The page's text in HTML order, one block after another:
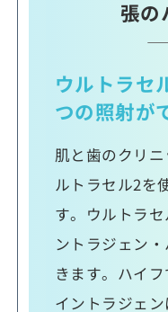
張の
ウルトラセ
つの照射が
肌と歯のクリ
ルトラセル2を
す。ウルトラ
ントラジェン
きます。ハイフ
イントラジェ